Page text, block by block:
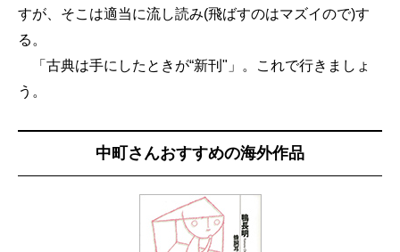
すが、そこは適当に流し読み(飛ばすのはマズイので)す
る。
「古典は手にしたときが“新刊"」。これで行きましょ
う。
中町さんおすすめの海外作品